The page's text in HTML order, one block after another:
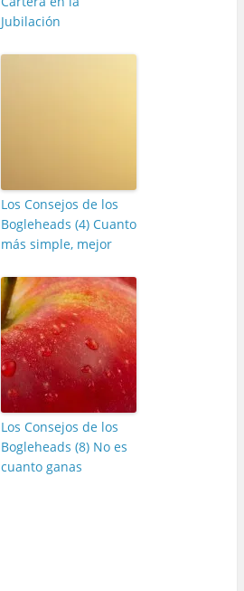
Jubilación
Los Consejos de los
Bogleheads (4) Cuanto
más simple, mejor
Los Consejos de los
Bogleheads (8) No es
cuanto ganas